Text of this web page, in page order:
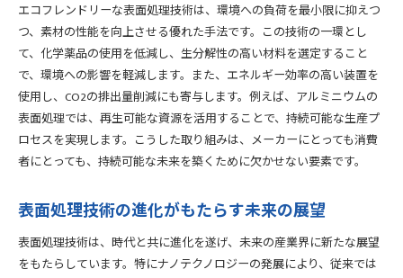
エコフレンドリーな表面処理技術は、環境への負荷を最小限に抑えつ
つ、素材の性能を向上させる優れた手法です。この技術の一環とし
て、化学薬品の使用を低減し、生分解性の高い材料を選定すること
で、環境への影響を軽減します。また、エネルギー効率の高い装置を
使用し、CO2の排出量削減にも寄与します。例えば、アルミニウムの
表面処理では、再生可能な資源を活用することで、持続可能な生産プ
ロセスを実現します。こうした取り組みは、メーカーにとっても消費
者にとっても、持続可能な未来を築くために欠かせない要素です。
表面処理技術の進化がもたらす未来の展望
表面処理技術は、時代と共に進化を遂げ、未来の産業界に新たな展望
をもたらしています。特にナノテクノロジーの発展により、従来では